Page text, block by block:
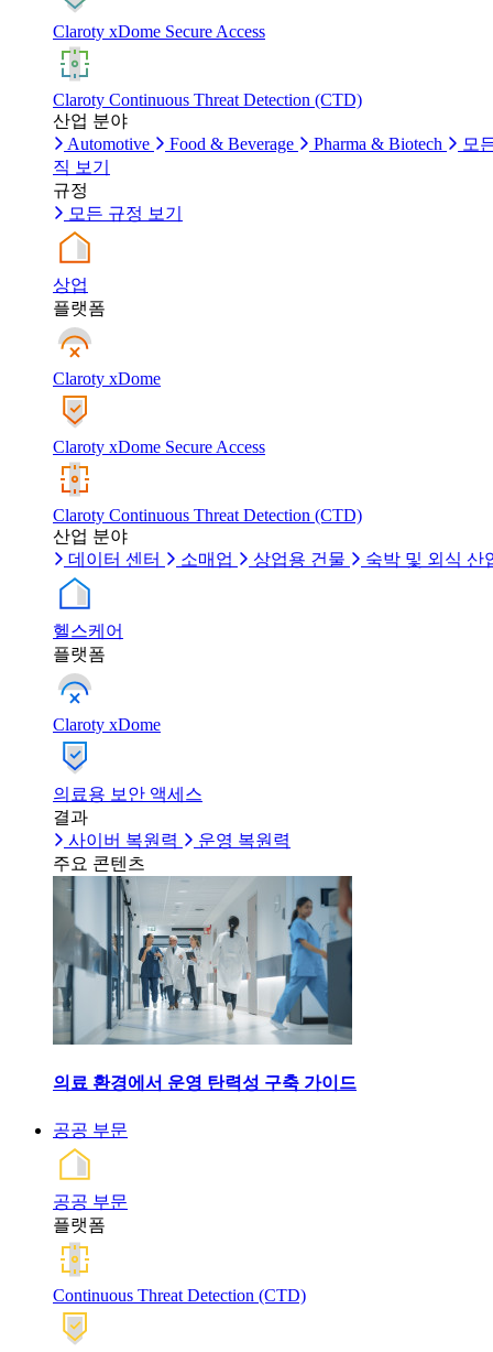
Claroty xDome Secure Access
Claroty Continuous Threat Detection (CTD)
산업 분야
Automotive
Food & Beverage Pharma & Biotech
모
직 보기
규정
모든 규정 보기
상업
플랫폼
Claroty xDome
Claroty xDome Secure Access
Claroty Continuous Threat Detection (CTD)
산업 분야
데이터 센터
소매업 상업용 건물 숙박 및 외식 산
헬스케어
플랫폼
Claroty xDome
의료용 보안 액세스
결과
사이버 복원력
운영 복원력
주요 콘텐츠
의료 환경에서 운영 탄력성 구축 가이드
공공 부문
공공 부문
플랫폼
Continuous Threat Detection (CTD)